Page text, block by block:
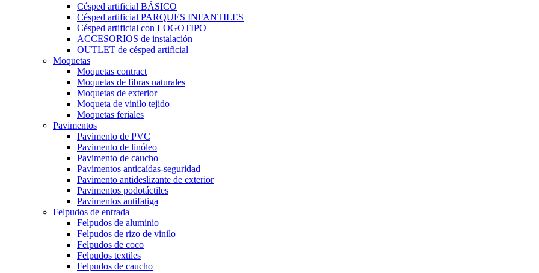
Césped artificial BÁSICO
Césped artificial PARQUES INFANTILES
Césped artificial con LOGOTIPO
ACCESORIOS de instalación
OUTLET de césped artificial
Moquetas
Moquetas contract
Moquetas de fibras naturales
Moquetas de exterior
Moqueta de vinilo tejido
Moquetas feriales
Pavimentos
Pavimento de PVC
Pavimento de linóleo
Pavimento de caucho
Pavimentos anticaídas-seguridad
Pavimento antideslizante de exterior
Pavimentos podotáctiles
Pavimentos antifatiga
Felpudos de entrada
Felpudos de aluminio
Felpudos de rizo de vinilo
Felpudos de coco
Felpudos textiles
Felpudos de caucho